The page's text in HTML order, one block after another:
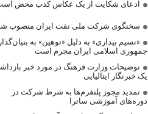
ادعای شکایت از یک عکاس کذب محض
سخنگوی شرکت ملی نفت ایران منصوب
«نسیم بیداری» به دلیل «توهین» به بنیان‌گذار
جمهوری اسلامی ایران مجرم است
توضیحات وزارت فرهنگ در مورد خبر
یک خبرنگار ایتالیایی
تمدید مجوز پلتفرم‌ها به شرط شرکت در
دوره‌های آموزشی ساترا